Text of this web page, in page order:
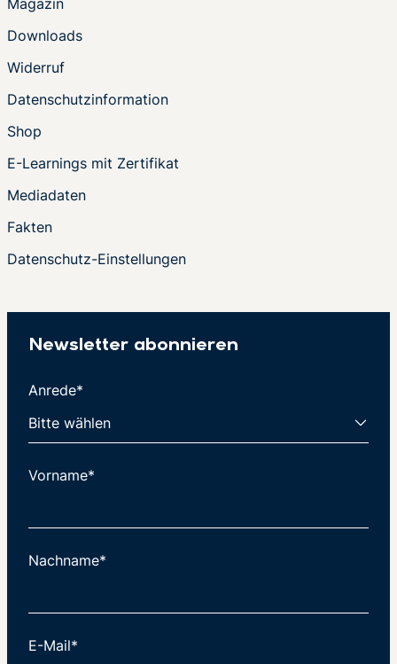
Magazin
Downloads
Widerruf
Datenschutzinformation
Shop
E-Learnings mit Zertifikat
Mediadaten
Fakten
Datenschutz-Einstellungen
Newsletter abonnieren
Anrede*
Vorname*
Nachname*
E-Mail*